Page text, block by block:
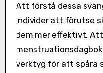
Att förstå dessa
individer att förutse
dem mer effektivt.
verktyg för att spåra